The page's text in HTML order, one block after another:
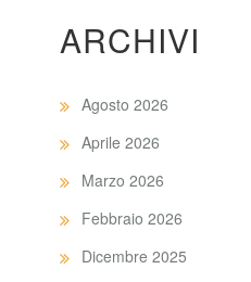
ARCHIVI
Agosto 2026
Aprile 2026
Marzo 2026
Febbraio 2026
Dicembre 2025